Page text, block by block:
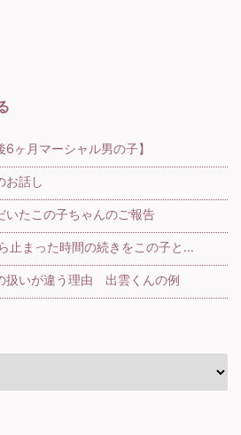
ヶ月マーシャル男の子】
お話し
いたこの子ちゃんのご報告
止まった時間の続きをこの子と…
扱いが違う理由 出雲くんの例